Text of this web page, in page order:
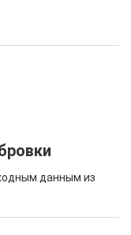
данным из